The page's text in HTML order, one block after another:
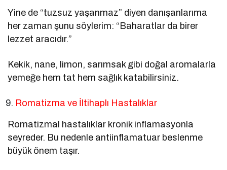
Yine de “tuzsuz yaşanmaz” diyen danışanlarıma
her zaman şunu söylerim: “Baharatlar da birer
lezzet aracıdır.”
Kekik, nane, limon, sarımsak gibi doğal aromalarla
yemeğe hem tat hem sağlık katabilirsiniz.
Romatizma ve İltihaplı Hastalıklar
Romatizmal hastalıklar kronik inflamasyonla
seyreder. Bu nedenle antiinflamatuar beslenme
büyük önem taşır.